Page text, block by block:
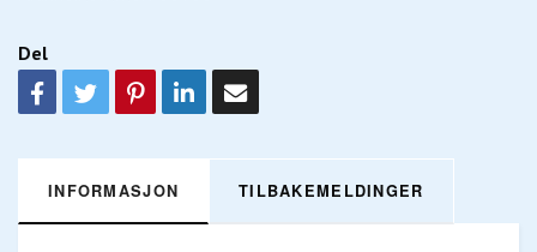
Del
INFORMASJON TILBAKEMELDINGER